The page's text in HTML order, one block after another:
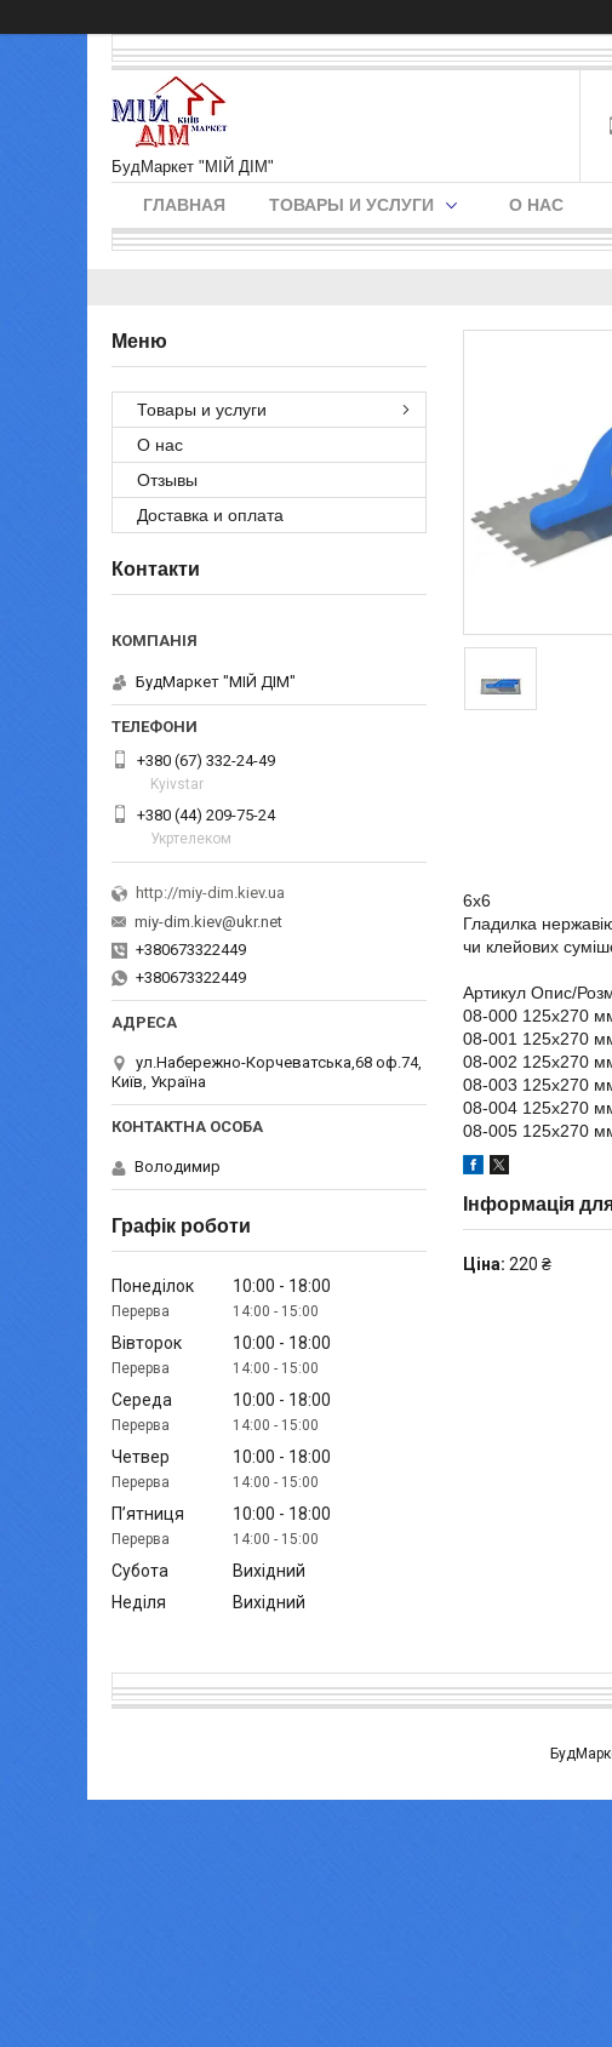
БудМаркет "МІЙ ДІМ"
ГЛАВНАЯ ТОВАРЫ И УСЛУГИ О НАС
6х6
Гладилка
чи клейових
Артикул Опис/
08-000 125x270
08-001 125х270
08-002 125х270
08-003 125х270
08-004 125х270
08-005 125х270
Інформація
Ціна: 220 ₴
Товары и услуги
О нас
Отзывы
Доставка и оплата
Контакти
БудМаркет "МІЙ ДІМ"
+380 (67) 332-24-49
Kyivstar
+380 (44) 209-75-24
Укртелеком
http://miy-dim.kiev.ua
miy-dim.kiev@ukr.net
+380673322449
+380673322449
ул.Набережно-Корчеватська,68 оф.74,
Київ, Україна
Володимир
Графік роботи
Понеділок 10:00 18:00
14:00 15:00
Вівторок 10:00 18:00
14:00 15:00
Середа 10:00 18:00
14:00 15:00
Четвер 10:00 18:00
14:00 15:00
Пʼятниця 10:00 18:00
14:00 15:00
Субота
Вихідний
Неділя
Вихідний